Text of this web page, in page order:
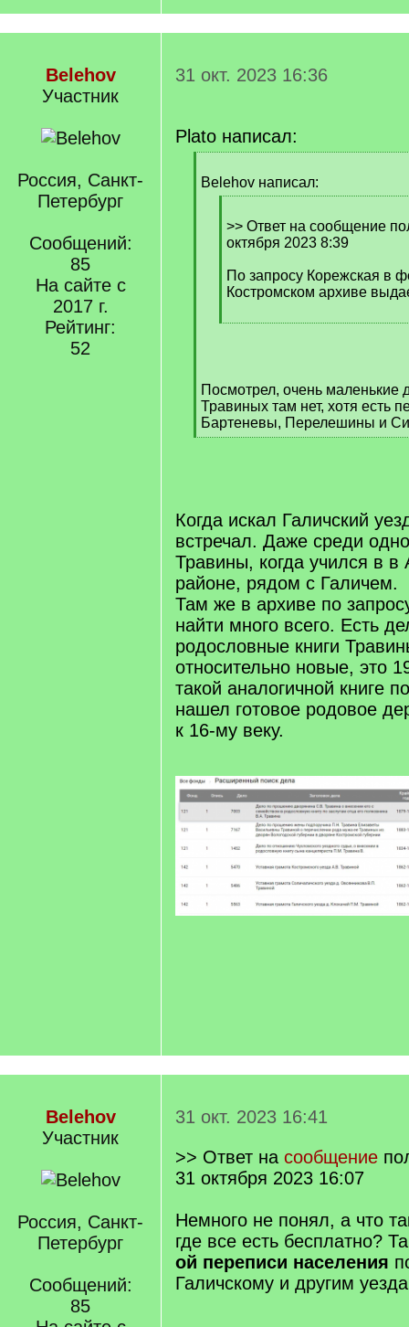
Belehov
Участник
Россия, Санкт-
Петербург
Сообщений:
85
На сайте с
2017 г.
Рейтинг:
52
31 окт. 2023 16:36
Plato написал:
q
Belehov написал:
q
]
>> Ответ на сообщение
октября 2023 8:39
По запросу Корежская в
Костромском архиве
[
Посмотрел, очень маленькие
Травиных там нет, хотя есть
Бартеневы, Перелешины и
[
Когда искал Галичский
встречал. Даже среди
Травины, когда учился в в
районе, рядом с Галичем.
Там же в архиве по
найти много всего. Есть
родословные книги
относительно новые, это
такой аналогичной книге
нашел готовое родовое
к 16-му веку.
Belehov
Участник
Россия, Санкт-
Петербург
Сообщений:
85
31 окт. 2023 16:41
>> Ответ на сообщение
31 октября 2023 16:07
Немного не понял, а что
где все есть бесплатно?
ой переписи населения
Галичскому и другим